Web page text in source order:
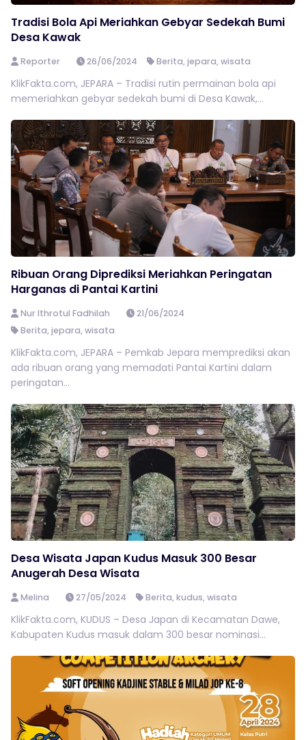
Tradisi Bola Api Meriahkan Gebyar Sedekah Bumi
Desa Kawak
Reporter 26/06/2024 Berita,jepara,wisata
KlikFakta.com, JEPARA – Tradisi rutin permainan bola api
memeriahkan gebyar sedekah bumi di Desa Kawak,...
Ribuan Orang Diprediksi Meriahkan Peringatan
Harganas di Pantai Kartini
Nur Ithrotul Fadhilah
21/06/2024
Berita, jepara, wisata
KlikFakta.com, JEPARA – Pemkab Jepara memprediksi akan
ada ribuan orang yang memadati Pantai Kartini dalam
peringatan...
Desa Wisata Japan Kudus Masuk 300 Besar
Anugerah Desa Wisata
Melina 27/05/2024 Berita,kudus,wisata
KlikFakta.com, KUDUS – Desa Japan di Kecamatan Dawe,
Kabupaten Kudus masuk dalam 300 besar nominasi...